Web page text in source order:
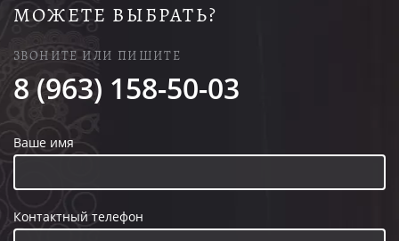
МОЖЕТЕ ВЫБРАТЬ?
ЗВОНИТЕ ИЛИ ПИШИТЕ
8 (963) 158-50-03
Ваше имя
Контактный телефон